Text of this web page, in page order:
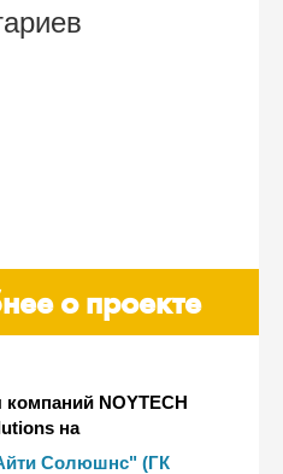
о проекте
NOYTECH
на
логистика,
Солюшнс" (ГК